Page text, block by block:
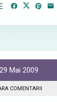
29 Mai 2009
COMENTARII